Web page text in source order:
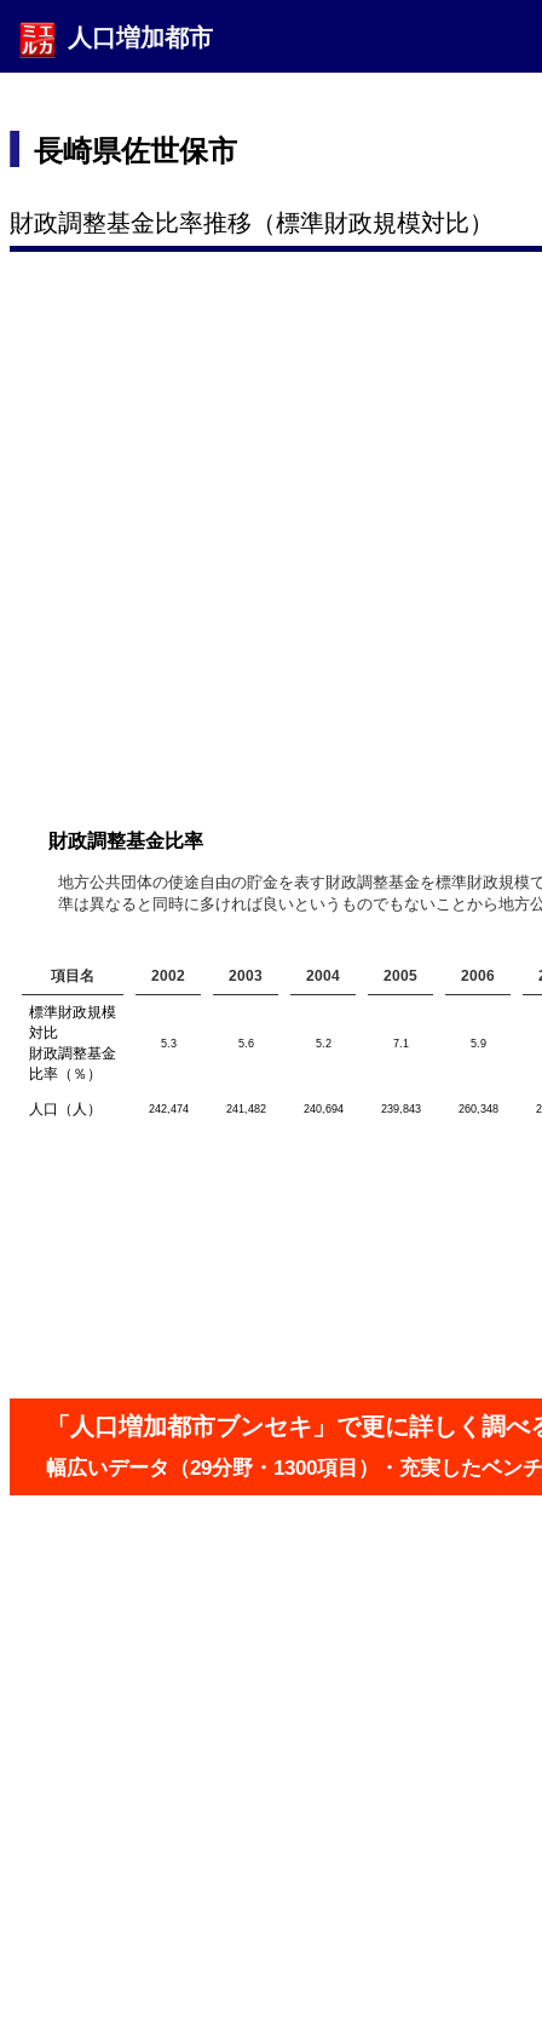
人口増加都市
長崎県佐世保市
財政調整基金比率推移（標準財政規模対比）
財政調整基金比率
地方公共団体の使途自由の貯金を表す財政調整基金を標準財政規
準は異なると同時に多ければ良いというものでもないことから地
項目名 2002 2003 2004 2005 2006
標準財政規模
対比
財政調整基金
比率（％）
5.3 5.6 5.2 7.1 5.9
人口（人） 242,474 241,482 240,694 239,843 260,348
「人口増加都市ブンセキ」で更に詳しく調べ
幅広いデータ（29分野・1300項目）・充実したベン